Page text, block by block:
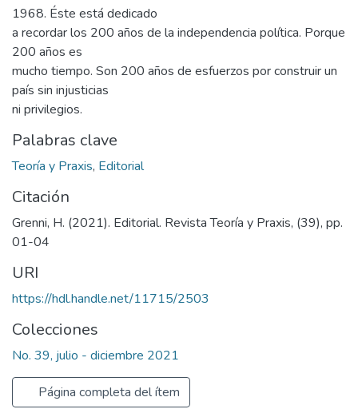
1968. Éste está dedicado
a recordar los 200 años de la independencia política. Porque
200 años es
mucho tiempo. Son 200 años de esfuerzos por construir un
país sin injusticias
ni privilegios.
Palabras clave
Teoría y Praxis, Editorial
Citación
Grenni, H. (2021). Editorial. Revista Teoría y Praxis, (39), pp.
01-04
URI
https://hdl.handle.net/11715/2503
Colecciones
No. 39, julio - diciembre 2021
Página completa del ítem